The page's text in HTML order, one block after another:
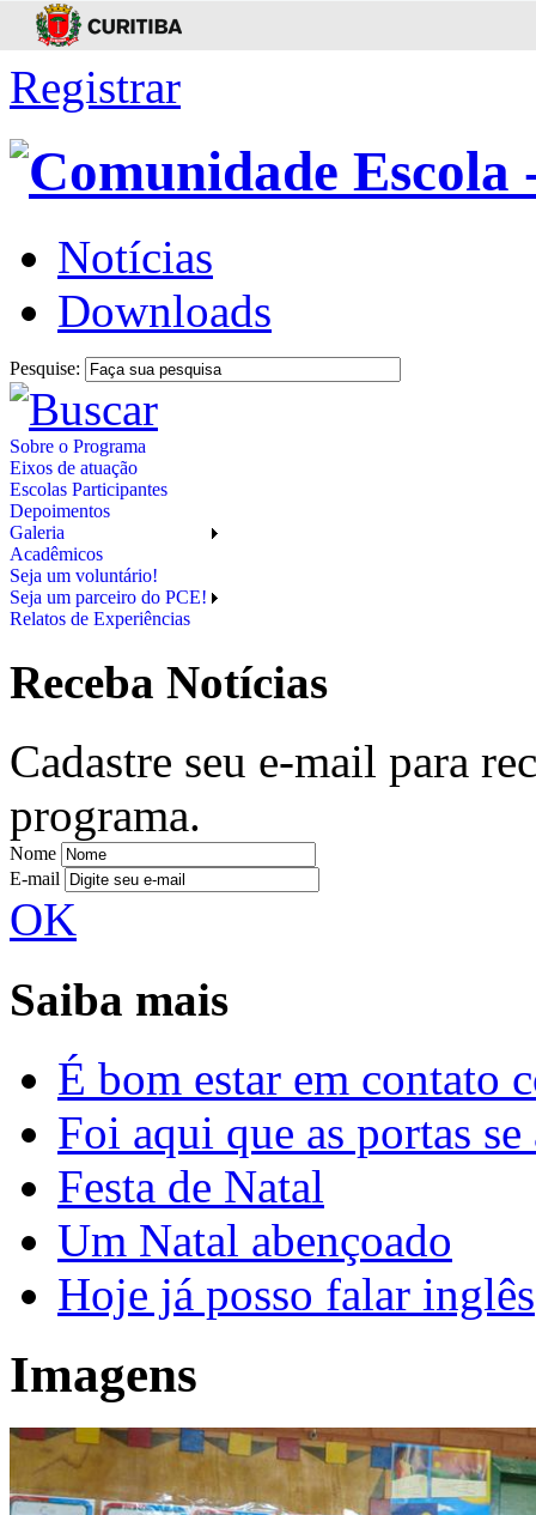
Registrar
Notícias
Downloads
Pesquise:
Sobre o Programa
Eixos de atuação
Escolas Participantes
Depoimentos
Galeria
Acadêmicos
Seja um voluntário!
Seja um parceiro do PCE!
Relatos de Experiências
Receba Notícias
Cadastre seu e-mail para
programa.
Nome
E-mail
OK
Saiba mais
É bom estar em contato
Foi aqui que as portas
Festa de Natal
Um Natal abençoado
Hoje já posso falar inglês
Imagens